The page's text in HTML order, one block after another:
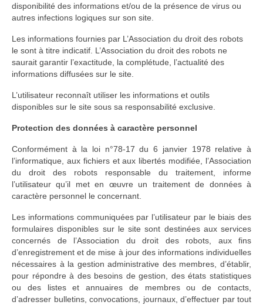
disponibilité des informations et/ou de la présence de virus ou
autres infections logiques sur son site.
Les informations fournies par L’Association du droit des robots
le sont à titre indicatif. L’Association du droit des robots ne
saurait garantir l’exactitude, la complétude, l’actualité des
informations diffusées sur le site.
L’utilisateur reconnaît utiliser les informations et outils
disponibles sur le site sous sa responsabilité exclusive.
Protection des données à caractère personnel
Conformément à la loi n°78-17 du 6 janvier 1978 relative à
l’informatique, aux fichiers et aux libertés modifiée, l’Association
du droit des robots responsable du traitement, informe
l’utilisateur qu’il met en œuvre un traitement de données à
caractère personnel le concernant.
Les informations communiquées par l’utilisateur par le biais des
formulaires disponibles sur le site sont destinées aux services
concernés de l’Association du droit des robots, aux fins
d’enregistrement et de mise à jour des informations individuelles
nécessaires à la gestion administrative des membres, d’établir,
pour répondre à des besoins de gestion, des états statistiques
ou des listes et annuaires de membres ou de contacts,
d’adresser bulletins, convocations, journaux, d’effectuer par tout